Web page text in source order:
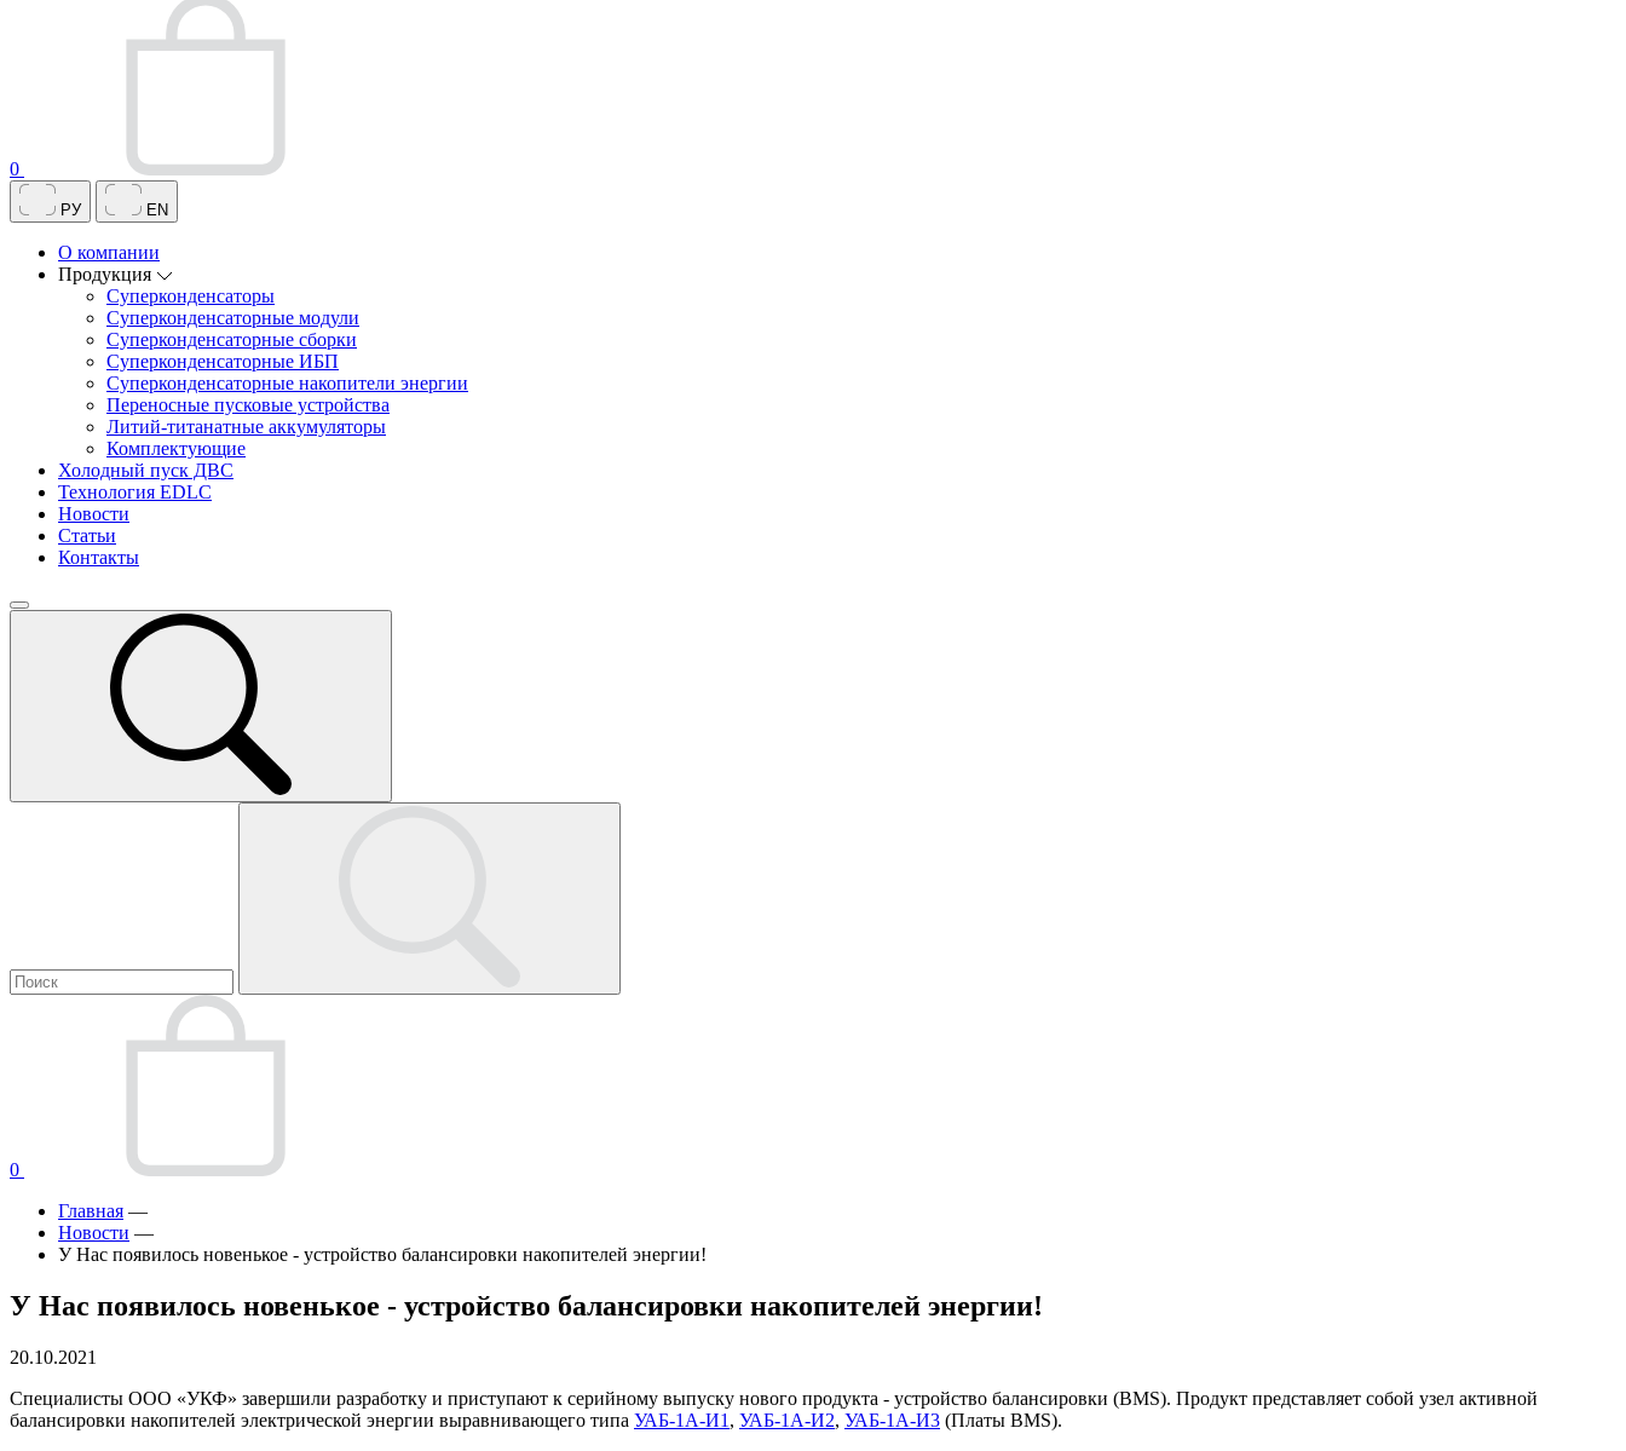
0
РУ EN
О компании
Продукция
Суперконденсаторы
Суперконденсаторные модули
Суперконденсаторные сборки
Суперконденсаторные ИБП
Суперконденсаторные накопители энергии
Переносные пусковые устройства
Литий-титанатные аккумуляторы
Комплектующие
Холодный пуск ДВС
Технология EDLC
Новости
Статьи
Контакты
0
Главная —
Новости —
У Нас появилось новенькое - устройство балансировки накопителей энергии!
У Нас появилось новенькое - устройство балансировки накопителей энергии!
20.10.2021
Специалисты ООО «УКФ» завершили разработку и приступают к серийному выпуску нового продукта - устройство балансировки (BMS). Продукт представляет собой узел активной
балансировки накопителей электрической энергии выравнивающего типа УАБ-1А-И1 , УАБ-1А-И2, УАБ-1А-И3 (Платы BMS).